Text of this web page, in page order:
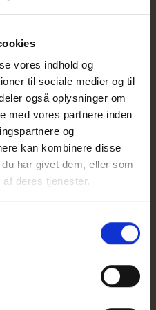
vores indhold og
til sociale medier og til
også oplysninger om
med vores partnere inden
og
kan kombinere disse
har givet dem, eller som
deres tjenester.
artikler
på Tobi og
investering
gennem banken?
Hvorfor koster det
penge at bruge